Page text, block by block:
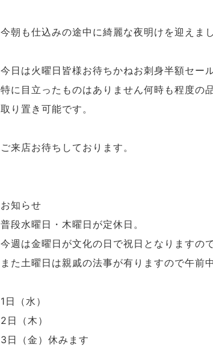
今朝も仕込みの途中に綺麗な夜明けを迎えまし
今日は火曜日皆様お待ちかねお刺身半額セール
特に目立ったものはありません何時も程度の
取り置き可能です。
ご来店お待ちしております。
お知らせ
普段水曜日・木曜日が定休日。
今週は金曜日が文化の日で祝日となりますの
また土曜日は親戚の法事が有りますので午前
1日（水）
2日（木）
3日（金）休みます